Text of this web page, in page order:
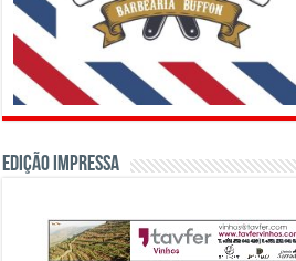
Edição Impressa